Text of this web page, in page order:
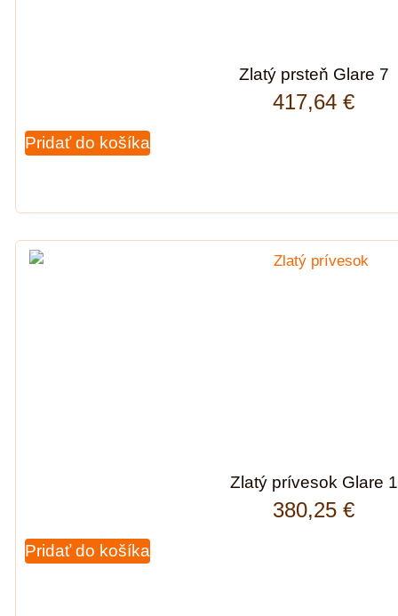
Zlatý prsteň Glare 7
417,64 €
Pridať do košíka
Zlatý prívesok Glare 1
380,25 €
Pridať do košíka